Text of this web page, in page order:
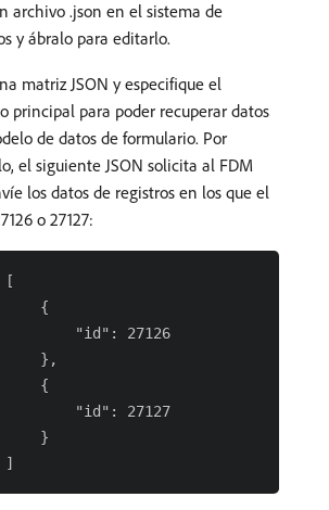
archivo .json en el sistema de
y ábralo para editarlo.
matriz JSON y especifique el
principal para poder recuperar datos
de datos de formulario. Por
el siguiente JSON solicita al FDM
los datos de registros en los que el
o 27127:
[
{
"id": 27126
},
{
"id": 27127
}